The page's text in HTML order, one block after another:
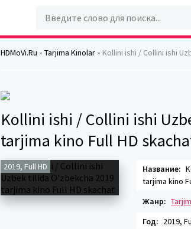
HDMoVi.Ru » Tarjima Kinolar » Kollini ishi / Collini ishi
Kollini ishi / Collini ishi
tarjima kino Full HD
2019, Full HD Название:
tarjima kino
Жанр:
Год: 2019,